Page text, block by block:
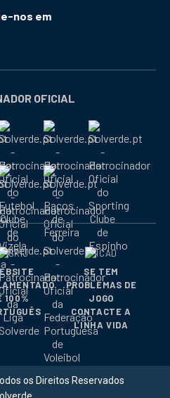
nos em
abre
nova
janela
abre
nova
janela
abre
nova
janela
abre
OFICIAL
100%
SE TEM
PROBLEMAS DE
JOGO
CONTACTE A
LINHA VIDA
os Direitos Reservados